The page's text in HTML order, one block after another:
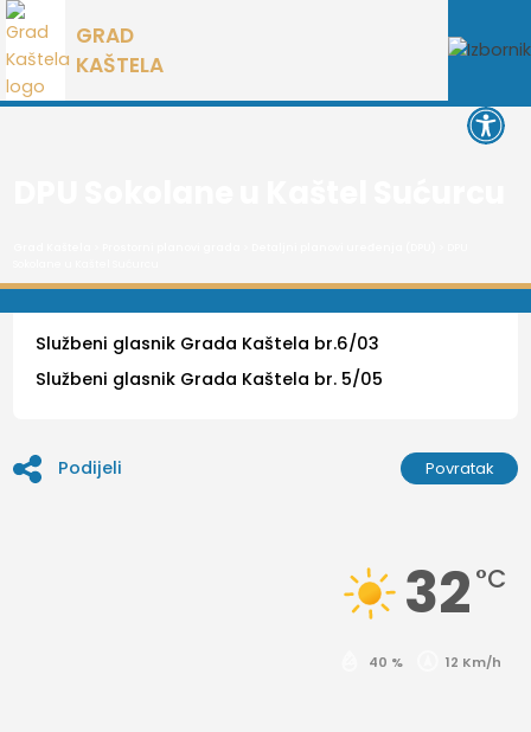
Preskoči
na
sadržaj
GRAD
KAŠTELA
Službeni glasnik Grada Kaštela br.6/03
Službeni glasnik Grada Kaštela br. 5/05
Podijeli Povratak
32 °C
40 % 12 Km/h